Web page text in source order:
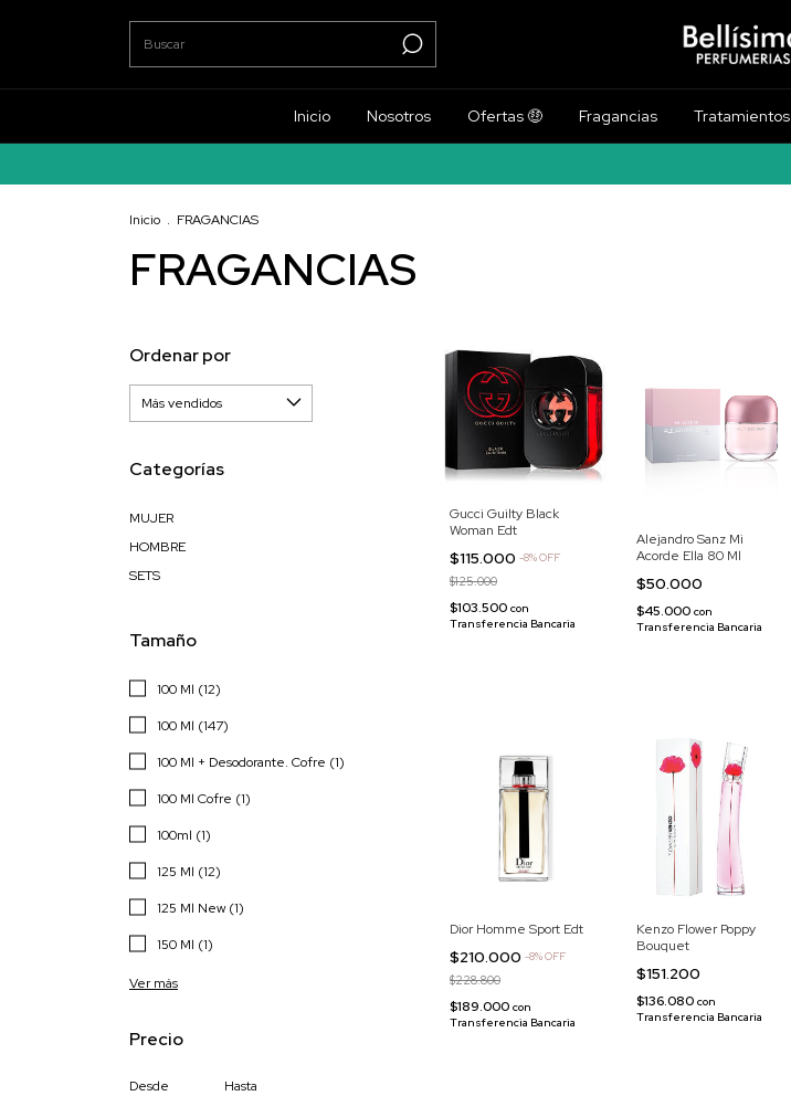
Inicio Nosotros Ofertas 🤑 Fragancias Tratamientos
Inicio . FRAGANCIAS
FRAGANCIAS
Ordenar por
Categorías
MUJER
HOMBRE
SETS
Tamaño
100 Ml (12)
100 Ml (147)
100 Ml + Desodorante. Cofre (1)
100 Ml Cofre (1)
100ml (1)
125 Ml (12)
125 Ml New (1)
150 Ml (1)
Ver más
Precio
Desde Hasta
Gucci Guilty Black
Woman Edt
$115.000 -8%OFF
$125.000
$103.500 con
Transferencia Bancaria
Alejandro Sanz Mi
Acorde Ella 80 Ml
$50.000
$45.000 con
Transferencia Bancaria
Dior Homme Sport Edt
$210.000 -8%OFF
$228.800
$189.000 con
Transferencia Bancaria
Kenzo Flower Poppy
Bouquet
$151.200
$136.080 con
Transferencia Bancaria